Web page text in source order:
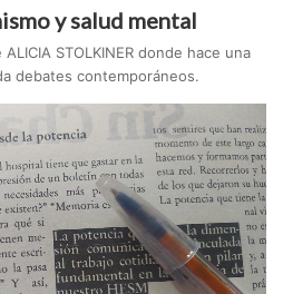
y salud mental
STOLKINER donde hace una
debates contemporáneos.